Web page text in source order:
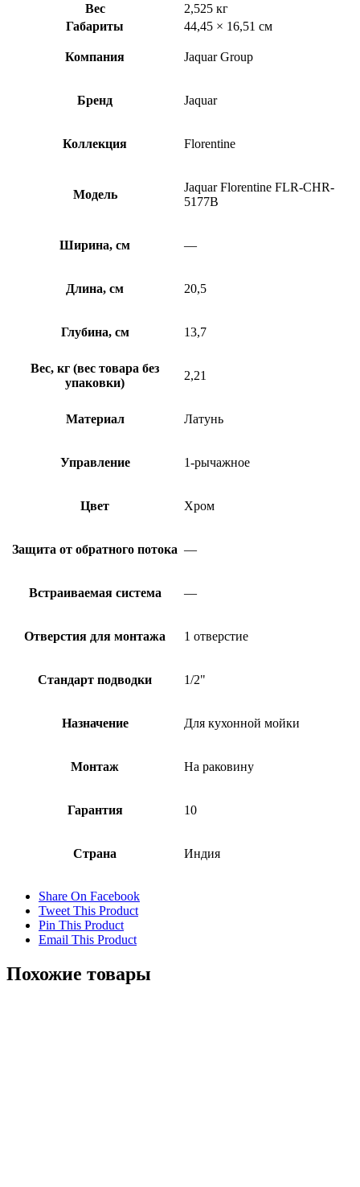
Вес
2,525 кг
Габариты
44,45 × 16,51 см
Компания Jaquar Group
Бренд Jaquar
Коллекция Florentine
Модель
Jaquar Florentine FLR-CHR-
5177B
Ширина, см —
Длина, см 20,5
Глубина, см 13,7
Вес, кг (вес товара без
упаковки)
2,21
Материал Латунь
Управление 1-рычажное
Цвет Хром
Защита от обратного потока —
Встраиваемая система —
Отверстия для монтажа 1 отверстие
Стандарт подводки 1/2"
Назначение Для кухонной мойки
Монтаж На раковину
Гарантия 10
Страна Индия
Share On Facebook
Tweet This Product
Pin This Product
Email This Product
Похожие товары